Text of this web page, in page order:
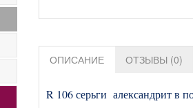
ОПИСАНИЕ ОТЗЫВЫ (0)
R 106 серьги александрит в